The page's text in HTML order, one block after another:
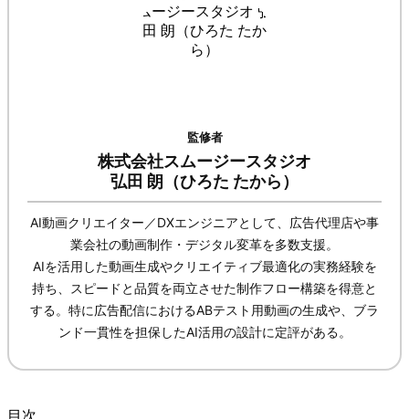
監修者
株式会社スムージースタジオ
弘田 朗（ひろた たから）
AI動画クリエイター／DXエンジニアとして、広告代理店や事
業会社の動画制作・デジタル変革を多数支援。
AIを活用した動画生成やクリエイティブ最適化の実務経験を
持ち、スピードと品質を両立させた制作フロー構築を得意と
する。特に広告配信におけるABテスト用動画の生成や、ブラ
ンド一貫性を担保したAI活用の設計に定評がある。